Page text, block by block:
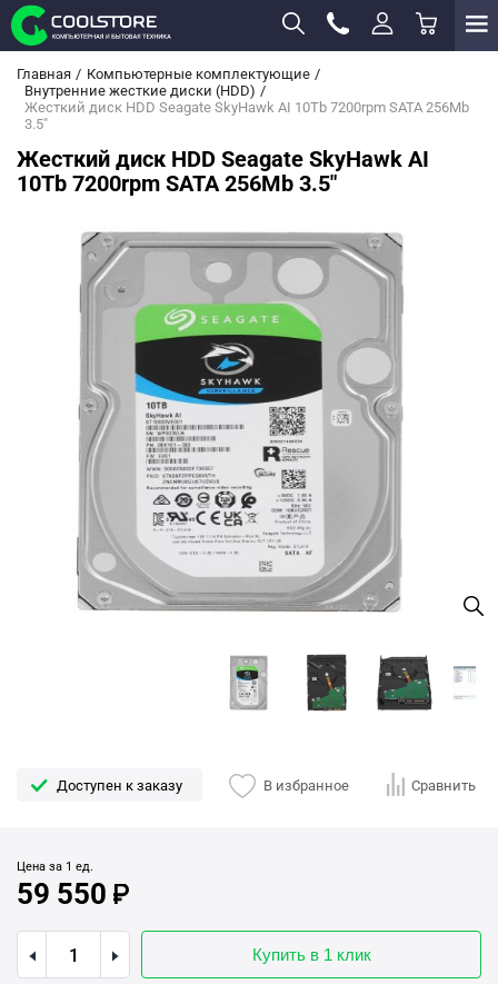
Главная
Компьютерные комплектующие
Внутренние жесткие диски (HDD)
Жесткий диск HDD Seagate SkyHawk AI 10Tb 7200rpm SATA 256Mb
3.5"
Жесткий диск HDD Seagate SkyHawk AI
10Tb 7200rpm SATA 256Mb 3.5"
Доступен к заказу В избранное Сравнить
Цена за 1 ед.
59 550
Купить в 1 клик